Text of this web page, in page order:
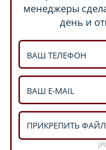
менеджеры
день и
ПРИКРЕПИТЬ ФАЙЛ